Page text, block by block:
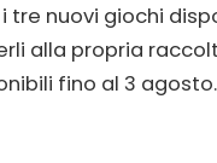
nuovi giochi
alla propria
fino al 3 agosto.